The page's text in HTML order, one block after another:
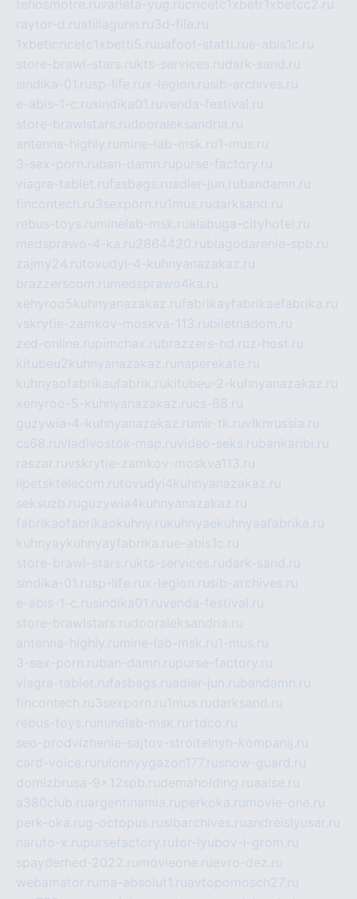
tehosmotre.ruvarieta-yug.rucricetc1xbetr1xbetcc2.ru
raytor-d.ruatillagunn.ru3d-file.ru
1xbeticricetc1xbetti5.ruuafoot-statti.rue-abis1c.ru
store-brawl-stars.rukts-services.rudark-sand.ru
sindika-01.rusp-life.rux-legion.rusib-archives.ru
e-abis-1-c.rusindika01.ruvenda-festival.ru
store-brawlstars.rudooraleksandria.ru
antenna-highly.ru mine-lab-msk.ru1-mus.ru
3-sex-porn.ruban-damn.rupurse-factory.ru
viagra-tablet.rufasbags.ruadler-jun.rubandamn.ru
fincontech.ru3sexporn.ru1mus.rudarksand.ru
rebus-toys.ru minelab-msk.rualabuga-cityhotel.ru
medsprawo-4-ka.ru2864420.rublagodarenie-spb.ru
zajmy24.rutovudyi-4-kuhnyanazakaz.ru
brazzerscom.ru medsprawo4ka.ru
xehyroo5kuhnyanazakaz.rufabrikayfabrikaefabrika.ru
vskrytie-zamkov-moskva-113.rubiletnadom.ru
zed-online.rupimchax.rubrazzers-hd.ruz-host.ru
kitubeu2kuhnyanazakaz.ru naperekate.ru
kuhnyaofabrikaufabrik.rukitubeu-2-kuhnyanazakaz.ru
xehyroo-5-kuhnyanazakaz.rucs-68.ru
guzywia-4-kuhnyanazakaz.ru mir-tk.ruvlknrussia.ru
cs68.ruvladivostok-map.ruvideo-seks.rubankaribi.ru
raszar.ruvskrytie-zamkov-moskva113.ru
lipetsktelecom.rutovudyi4kuhnyanazakaz.ru
seksuzb.ruguzywia4kuhnyanazakaz.ru
fabrikaofabrikaokuhny.rukuhnyaekuhnyaafabrika.ru
kuhnyaykuhnyayfabrika.rue-abis1c.ru
store-brawl-stars.rukts-services.rudark-sand.ru
sindika-01.rusp-life.rux-legion.rusib-archives.ru
e-abis-1-c.rusindika01.ruvenda-festival.ru
store-brawlstars.rudooraleksandria.ru
antenna-highly.ru mine-lab-msk.ru1-mus.ru
3-sex-porn.ruban-damn.rupurse-factory.ru
viagra-tablet.rufasbags.ruadler-jun.rubandamn.ru
fincontech.ru3sexporn.ru1mus.rudarksand.ru
rebus-toys.ru minelab-msk.ru rtdco.ru
seo-prodvizhenie-sajtov-stroitelnyh-kompanij.ru
card-voice.ru rulonnyygazon177.rusnow-guard.ru
domizbrusa-9x12spb.rudemaholding.ruaalse.ru
a380club.ruargentinamia.ruperkoka.ru movie-one.ru
perk-oka.rug-octopus.rusibarchives.ruandreislyusar.ru
naruto-x.rupursefactory.rutor-lyubov-i-grom.ru
spayderhed-2022.ru movieone.ruevro-dez.ru
webamator.ru ma-absolut1.ruavtopomosch27.ru